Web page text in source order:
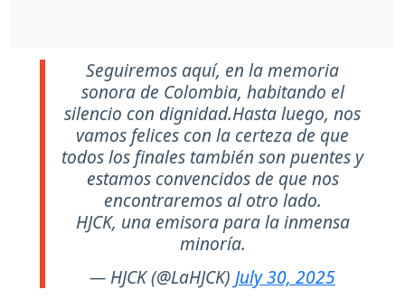
Seguiremos aquí, en la memoria
sonora de Colombia, habitando el
silencio con dignidad.Hasta luego, nos
vamos felices con la certeza de que
todos los finales también son puentes y
estamos convencidos de que nos
encontraremos al otro lado.
HJCK, una emisora para la inmensa
minoría.
— HJCK (@LaHJCK) July 30, 2025